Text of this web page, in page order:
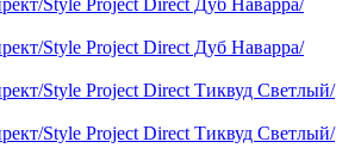
Style Project Direct Дуб Наварра/
Style Project Direct Дуб Наварра/
Style Project Direct Тиквуд Светлый/
Style Project Direct Тиквуд Светлый/